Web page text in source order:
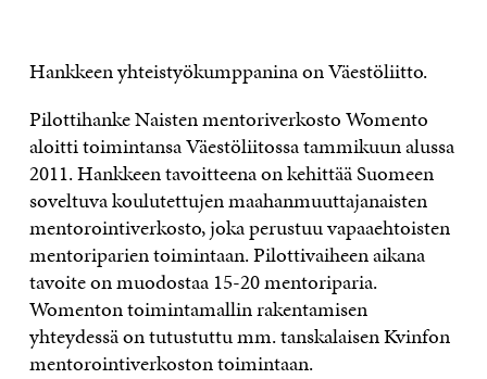
Hankkeen yhteistyökumppanina on Väestöliitto.
Pilottihanke Naisten mentoriverkosto Womento
aloitti toimintansa Väestöliitossa tammikuun alussa
2011. Hankkeen tavoitteena on kehittää Suomeen
soveltuva koulutettujen maahanmuuttajanaisten
mentorointiverkosto, joka perustuu vapaaehtoisten
mentoriparien toimintaan. Pilottivaiheen aikana
tavoite on muodostaa 15-20 mentoriparia.
Womenton toimintamallin rakentamisen
yhteydessä on tutustuttu mm. tanskalaisen Kvinfon
mentorointiverkoston toimintaan.